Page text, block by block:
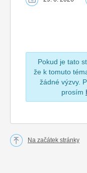
Pokud je tato
že k tomuto
žádné výzvy.
prosím
Na začátek stránky